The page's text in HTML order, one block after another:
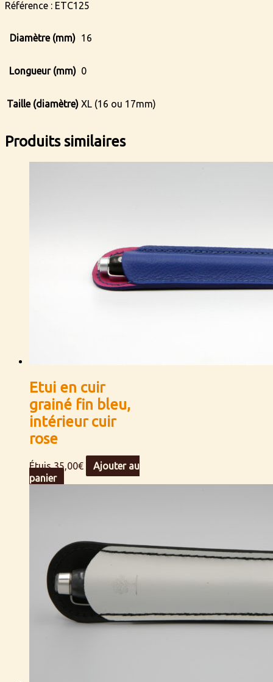
Référence : ETC125
Diamètre (mm) 16
Longueur (mm) 0
Taille (diamètre) XL (16 ou 17mm)
Produits similaires
Etui en cuir
grainé fin bleu,
intérieur cuir
rose
Étuis35,00€
Ajouter au
panier